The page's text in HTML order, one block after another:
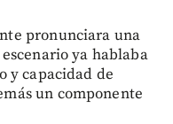
pronunciara una
ya hablaba
y capacidad de
un componente